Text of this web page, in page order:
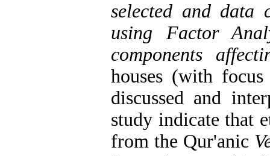
selected and data
using Factor
components
houses (with
discussed and
study indicate that
from the Qur'anic